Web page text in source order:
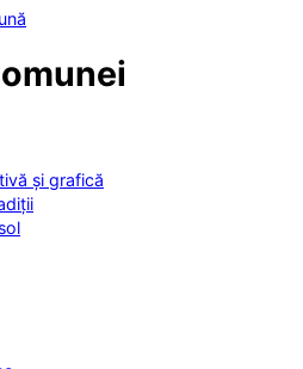
și grafică